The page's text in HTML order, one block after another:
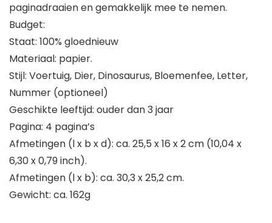
paginadraaien en gemakkelijk mee te nemen.
Budget:
Staat: 100% gloednieuw
Materiaal: papier.
Stijl: Voertuig, Dier, Dinosaurus, Bloemenfee, Letter,
Nummer (optioneel)
Geschikte leeftijd: ouder dan 3 jaar
Pagina: 4 pagina’s
Afmetingen (l x b x d): ca. 25,5 x 16 x 2 cm (10,04 x
6,30 x 0,79 inch).
Afmetingen (l x b): ca. 30,3 x 25,2 cm.
Gewicht: ca. 162g